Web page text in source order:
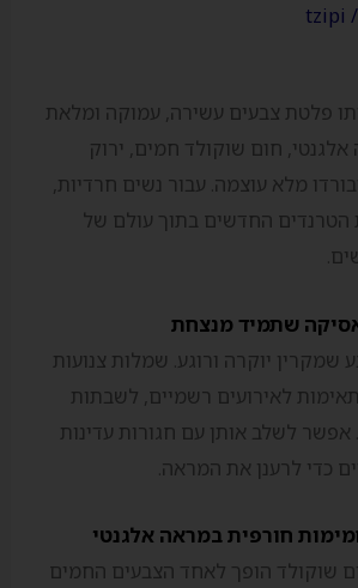
tzipi /
איתו פלטת צבעים עשירה, עמוקה ומלאת
אלגנטי, חום שוקולד חמים, ירוק
מלא עוצמה. עבור נשים חרדיות,
הטרנדים החדשים בתוך עולם של
שתמיד מנצחת
שמקרין יוקרה ורוגע. שמלות צנועות
לאירועים רשמיים, לשבתות
אפשר לשלב אותן עם חגורות עדינות
כדי לרענן את המראה.
חורפית במראה אלגנטי
שוקולד הופך לאחד הצבעים החמים